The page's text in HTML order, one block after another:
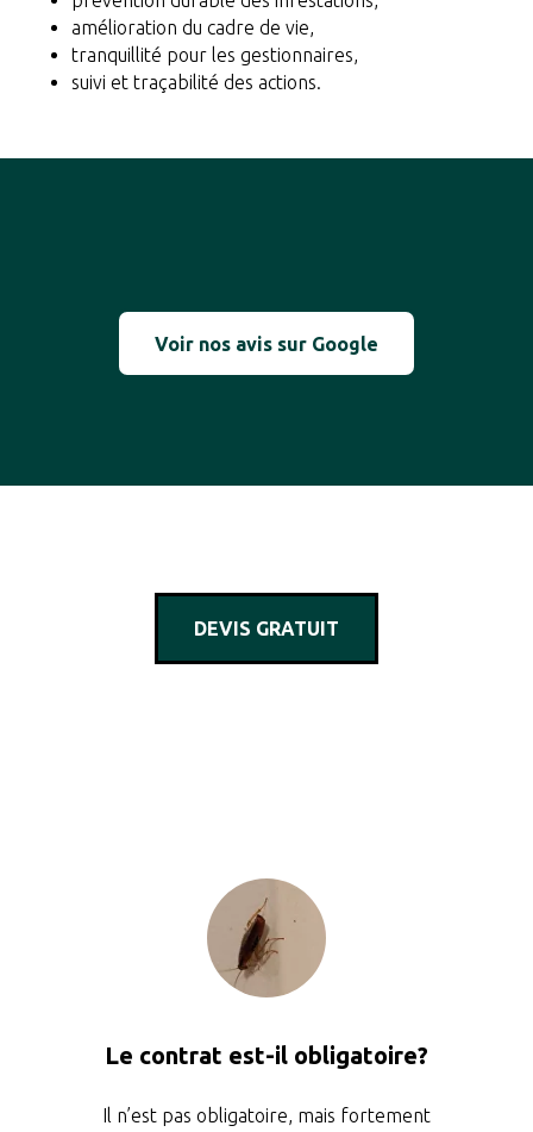
amélioration du cadre de vie,
tranquillité pour les gestionnaires,
suivi et traçabilité des actions.
Voir nos avis sur Google
DEVIS GRATUIT
Le contrat est-il obligatoire?
Il n’est pas obligatoire, mais fortement